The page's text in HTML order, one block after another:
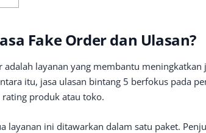
Fake Order dan Ulasan?
adalah layanan yang membantu
itu, jasa ulasan bintang 5 berfokus pada
produk atau toko.
layanan ini ditawarkan dalam satu paket.